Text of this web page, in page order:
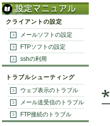
クライアントの設定
メールソフトの設定
FTPソフトの設定
sshの利用
トラブルシューティング
ウェブ表示のトラブル
メール送受信のトラブル
FTP接続のトラブル